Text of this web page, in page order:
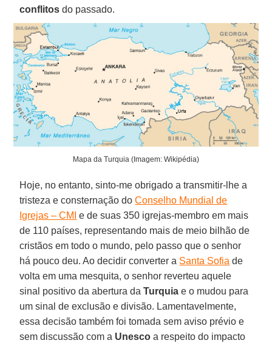
conflitos do passado.
Mapa da Turquia (Imagem: Wikipédia)
Hoje, no entanto, sinto-me obrigado a transmitir-lhe a
tristeza e consternação doConselho Mundial de
Igrejas – CMI e de suas 350 igrejas-membro em mais
de 110 países, representando mais de meio bilhão de
cristãos em todo o mundo, pelo passo que o senhor
há pouco deu. Ao decidir converter a Santa Sofia de
volta em uma mesquita, o senhor reverteu aquele
sinal positivo da abertura daTurquia e o mudou para
um sinal de exclusão e divisão. Lamentavelmente,
essa decisão também foi tomada sem aviso prévio e
sem discussão com a Unesco a respeito do impacto